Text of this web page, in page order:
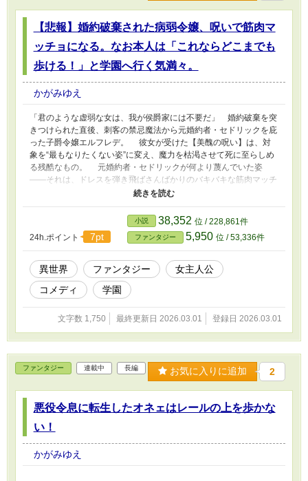
【悲報】婚約破棄された病弱令嬢、呪いで筋肉マ
ッチョになる。なお本人は「これならどこまでも
歩ける！」と学園へ行く気満々。
かがみゆえ
​「君のような虚弱な女は、我が侯爵家には不要だ」 ​ 婚約破棄を突
きつけられた直後、刺客の禁忌魔法から元婚約者・セドリックを庇
った子爵令嬢エルフレデ。 彼女が受けた【美醜の呪い】は、対
象を“最もなりたくない姿”に変え、魔力を枯渇させて死に至らしめ
る残酷なもの。 ​元婚約者・セドリックが何より蔑んでいた姿
――それは、ドレスを弾き飛ばさんばかりのバキバキな筋肉マッチ
ョだった！ ​絶望に沈む周囲を余所に、当のエルフレデは拳を握
い！ 筋肉こそが健康そのものですね！！」 ​ 死の呪いさえも“筋
トレのエネルギー源”に変換し、爆走を開始する筋肉令嬢。 後悔
して追いかけてくる元婚約者など眼中になく、エルフレデは鋼の肉
体で運命を切り拓く！ .
24h.ポイント 7pt
小説 38,352 位 / 228,861件
ファンタジー 5,950 位 / 53,336件
異世界 ファンタジー
女主人公
コメディ
学園
文字数 1,750 最終更新日 2026.03.01 登録日 2026.03.01
ファンタジー 連載中 長編 お気に入りに追加 2
悪役令息に転生したオネェはレールの上を歩かな
い！
かがみゆえ